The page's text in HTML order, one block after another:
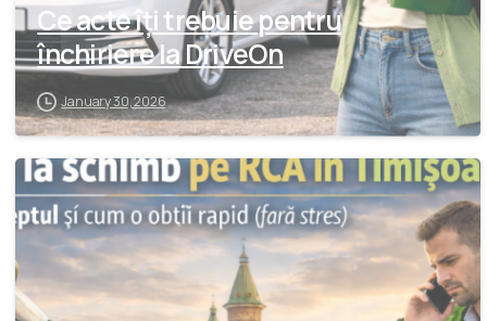
Ce acte îți trebuie pentru
închiriere la DriveOn
January 30, 2026
-